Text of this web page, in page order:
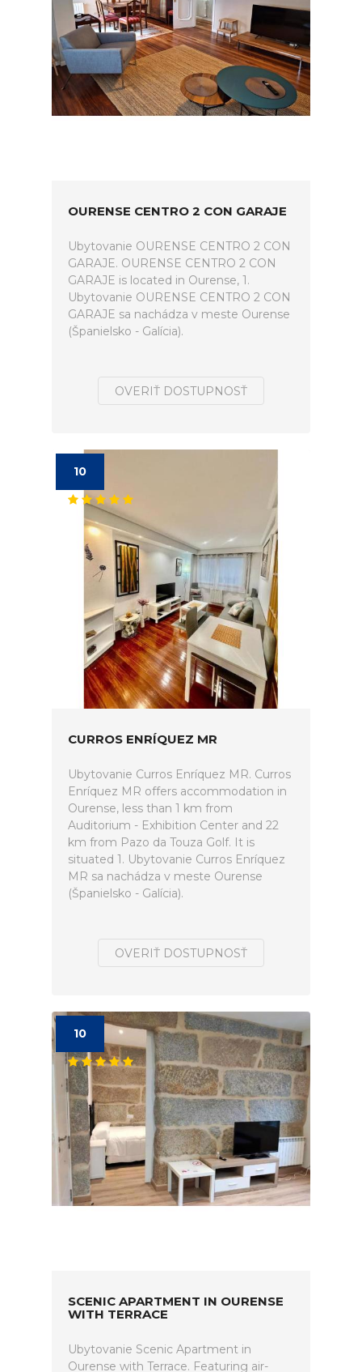
OURENSE CENTRO 2 CON GARAJE
Ubytovanie OURENSE CENTRO 2 CON
GARAJE. OURENSE CENTRO 2 CON
GARAJE is located in Ourense, 1.
Ubytovanie OURENSE CENTRO 2 CON
GARAJE sa nachádza v meste Ourense
(Španielsko - Galícia).
OVERIŤ DOSTUPNOSŤ
10
CURROS ENRÍQUEZ MR
Ubytovanie Curros Enríquez MR. Curros
Enríquez MR offers accommodation in
Ourense, less than 1 km from
Auditorium - Exhibition Center and 22
km from Pazo da Touza Golf. It is
situated 1. Ubytovanie Curros Enríquez
MR sa nachádza v meste Ourense
(Španielsko - Galícia).
OVERIŤ DOSTUPNOSŤ
10
SCENIC APARTMENT IN OURENSE
WITH TERRACE
Ubytovanie Scenic Apartment in
Ourense with Terrace. Featuring air-